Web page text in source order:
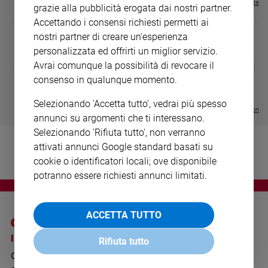
Ambiente
Volontariato
Aziende
settimana
Migranti
Diversità
inclusione
Costume
Cultura
e
Visualizza tutte le riviste
- VOL DA 1 AL 5
DIARIO G 2026-27
Visualizza tutte le collection
I SITI SAN PAOLO
GRUPPO EDITORIALE
NOTE LEGALI
PRIVACY POLICY
grazie alla pubblicità erogata dai nostri partner.
Accettando i consensi richiesti permetti ai
nostri partner di creare un'esperienza
personalizzata ed offrirti un miglior servizio.
Avrai comunque la possibilità di revocare il
consenso in qualunque momento.
Selezionando 'Accetta tutto', vedrai più spesso
annunci su argomenti che ti interessano.
Selezionando 'Rifiuta tutto', non verranno
attivati annunci Google standard basati su
cookie o identificatori locali; ove disponibile
potranno essere richiesti annunci limitati.
ACCETTA TUTTO
Rifiuta tutto